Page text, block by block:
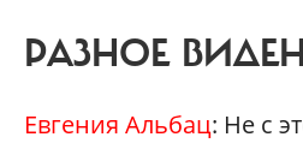
РАЗНОЕ
Евгения Альбац: Не с